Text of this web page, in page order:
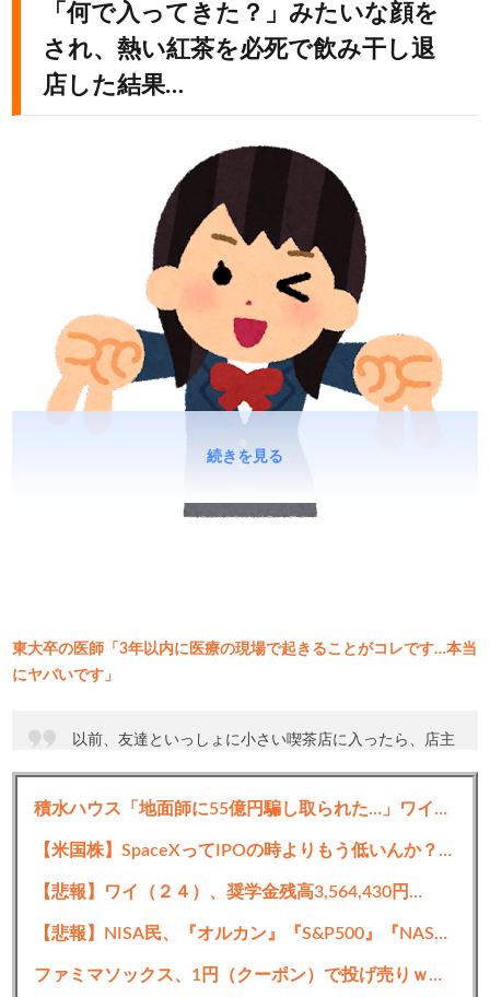
「何で入ってきた？」みたいな顔を
され、熱い紅茶を必死で飲み干し退
店した結果…
東大卒の医師「3年以内に医療の現場で起きることがコレです…本当
にヤバいです」
以前、友達といっしょに小さい喫茶店に入ったら、店主
みたいな空気であつかわれて、ポットで出てきた熱い紅
茶を必死で飲み干し退店したことがあり、個人経営の飲
続きを見る
積水ハウス「地面師に55億円騙し取られた…」ワイ「はえーかわいそう…会社滅茶苦茶やろなぁ」
【米国株】SpaceXってIPOの時よりもう低いんか？？FANGは握り続けるべき？
【悲報】ワイ（２４）、奨学金残高3,564,430円…
【悲報】NISA民、『オルカン』『S&P500』『NASDAQ100』しか買わない
ファミマソックス、1円（クーポン）で投げ売りｗｗｗｗｗｗｗｗｗｗｗ